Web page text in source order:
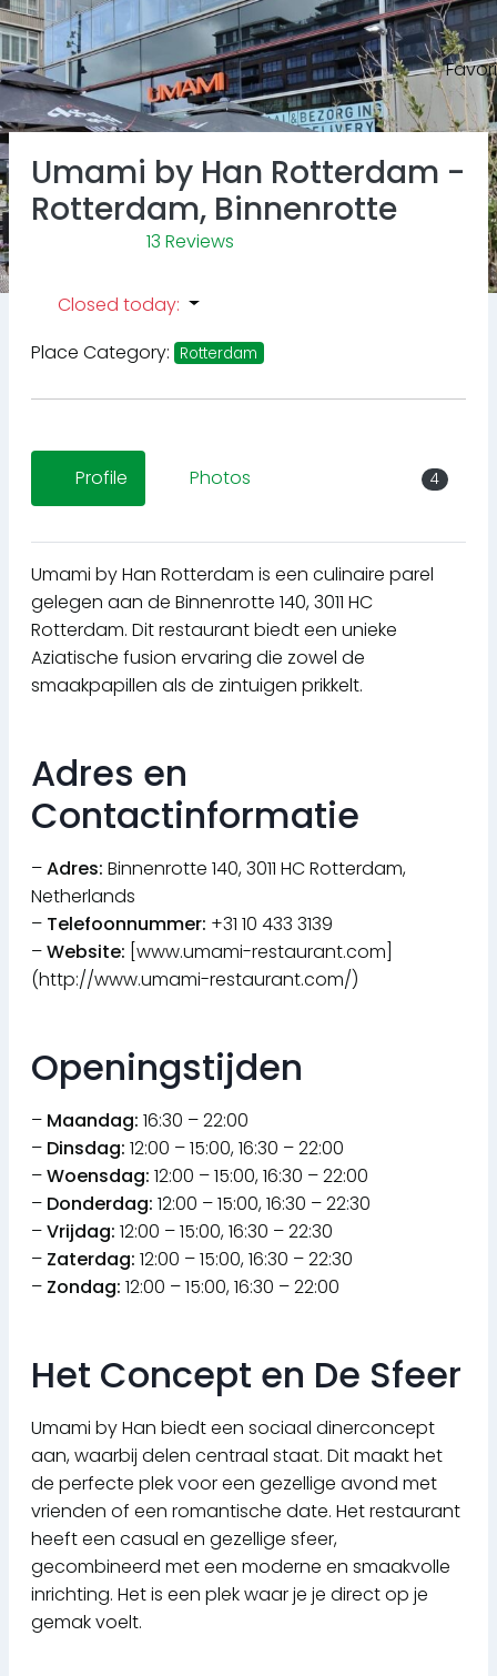
Previous
Umami by Han Rotterdam -
Rotterdam, Binnenrotte
13 Reviews
Closed today:
Place Category: Rotterdam
Profile Photos 4
Umami by Han Rotterdam is een culinaire parel
gelegen aan de Binnenrotte 140, 3011 HC
Rotterdam. Dit restaurant biedt een unieke
Aziatische fusion ervaring die zowel de
smaakpapillen als de zintuigen prikkelt.
Adres en
Contactinformatie
–Adres: Binnenrotte 140, 3011 HC Rotterdam,
Netherlands
– Telefoonnummer: +31 10 433 3139
–Website: [www.umami-restaurant.com]
(http://www.umami-restaurant.com/)
Openingstijden
– Maandag: 16:30 – 22:00
– Dinsdag: 12:00 – 15:00, 16:30 – 22:00
–Woensdag: 12:00 – 15:00, 16:30 – 22:00
– Donderdag: 12:00 – 15:00, 16:30 – 22:30
–Vrijdag: 12:00 – 15:00, 16:30 – 22:30
– Zaterdag: 12:00 – 15:00, 16:30 – 22:30
– Zondag: 12:00 – 15:00, 16:30 – 22:00
Het Concept en De Sfeer
Umami by Han biedt een sociaal dinerconcept
aan, waarbij delen centraal staat. Dit maakt het
de perfecte plek voor een gezellige avond met
vrienden of een romantische date. Het restaurant
heeft een casual en gezellige sfeer,
gecombineerd met een moderne en smaakvolle
inrichting. Het is een plek waar je je direct op je
gemak voelt.